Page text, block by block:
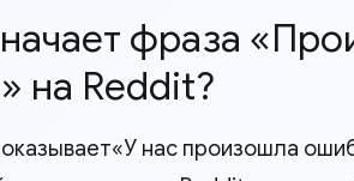
фраза
на Reddit?
нас произошла